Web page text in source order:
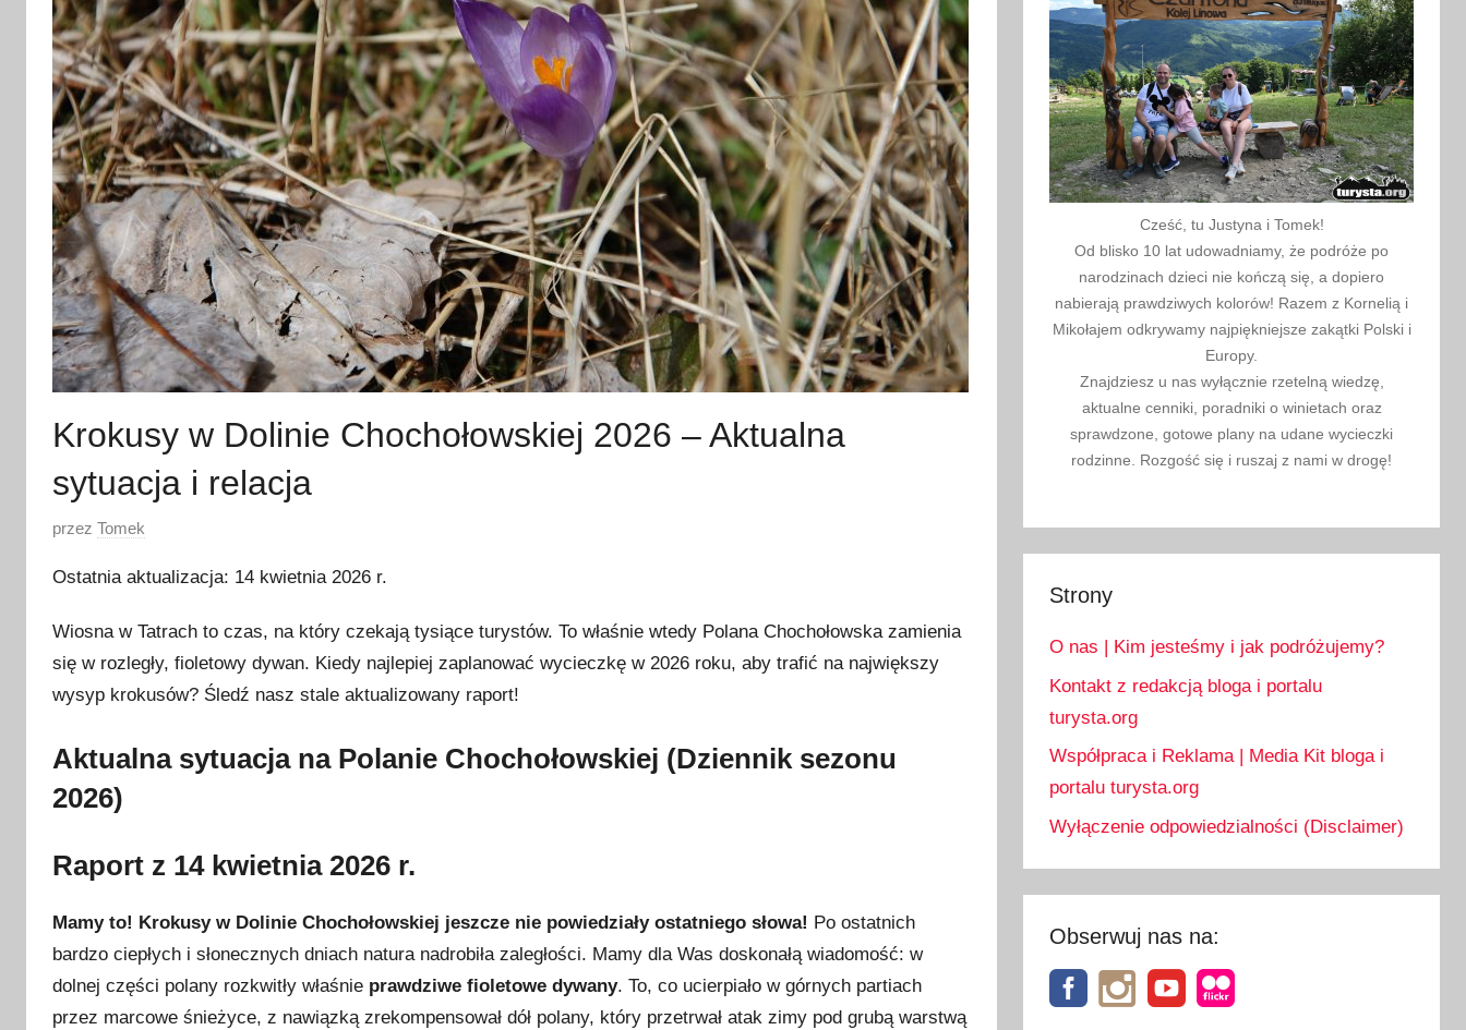
Krokusy w Dolinie Chochołowskiej 2026 – Aktualna
sytuacja i relacja
O
u
l
i
k
w
n
1
k
w
i
e
przez Tomek
Ostatnia aktualizacja: 14 kwietnia 2026 r.
Wiosna w Tatrach to czas, na który czekają tysiące turystów. To właśnie wtedy Polana Chochołowska zamienia
się w rozległy, fioletowy dywan. Kiedy najlepiej zaplanować wycieczkę w 2026 roku, aby trafić na największy
wysyp krokusów? Śledź nasz stale aktualizowany raport!
Aktualna sytuacja na Polanie Chochołowskiej (Dziennik sezonu
2026)
Raport z 14 kwietnia 2026 r.
Mamy to! Krokusy w Dolinie Chochołowskiej jeszcze nie powiedziały ostatniego słowa! Po ostatnich
bardzo ciepłych i słonecznych dniach natura nadrobiła zaległości. Mamy dla Was doskonałą wiadomość: w
dolnej części polany rozkwitły właśnie prawdziwe fioletowe dywany. To, co ucierpiało w górnych partiach
przez marcowe śnieżyce, z nawiązką zrekompensował dół polany, który przetrwał atak zimy pod grubą warstwą
Cześć, tu Justyna i Tomek!
Od blisko 10 lat udowadniamy, że podróże po
narodzinach dzieci nie kończą się, a dopiero
nabierają prawdziwych kolorów! Razem z Kornelią i
Mikołajem odkrywamy najpiękniejsze zakątki Polski i
Europy.
Znajdziesz u nas wyłącznie rzetelną wiedzę,
aktualne cenniki, poradniki o winietach oraz
sprawdzone, gotowe plany na udane wycieczki
rodzinne. Rozgość się i ruszaj z nami w drogę!
Strony
O nas | Kim jesteśmy i jak podróżujemy?
Kontakt z redakcją bloga i portalu
turysta.org
Współpraca i Reklama | Media Kit bloga i
portalu turysta.org
Wyłączenie odpowiedzialności (Disclaimer)
Obserwuj nas na: